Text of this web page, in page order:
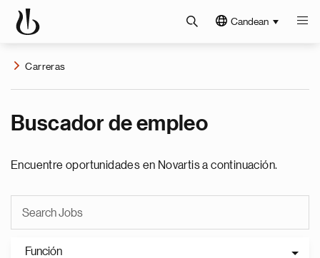
Candean
Carreras
Buscador de empleo
Encuentre oportunidades en Novartis a continuación.
Función